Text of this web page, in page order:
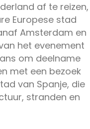
af te reizen,
Europese stad
Amsterdam en
het evenement
om deelname
met een bezoek
van Spanje, die
stranden en